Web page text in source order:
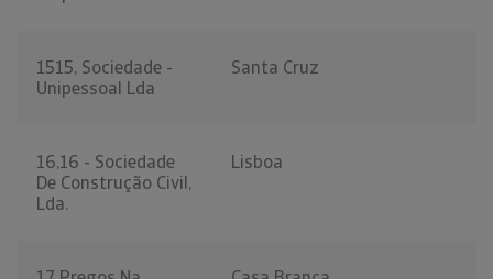
1515, Sociedade -
Unipessoal Lda
Santa Cruz
16,16 - Sociedade
De Construção Civil,
Lda.
Lisboa